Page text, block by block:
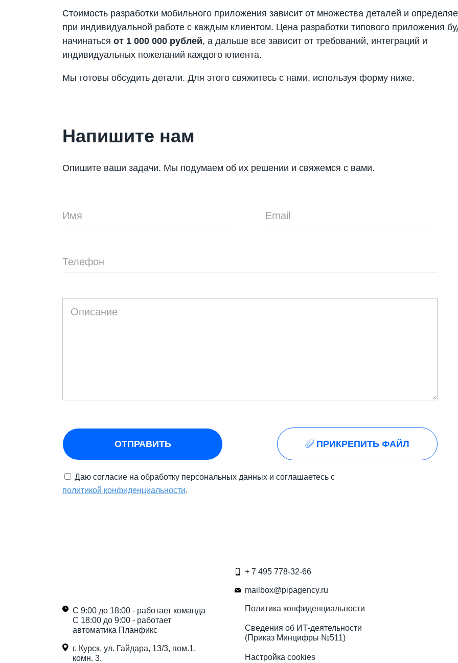
Стоимость разработки мобильного приложения зависит от множества деталей и
при индивидуальной работе с каждым клиентом. Цена разработки типового приложения
начинаться от 1 000 000 рублей, а дальше все зависит от требований, интеграций и
индивидуальных пожеланий каждого клиента.
Мы готовы обсудить детали. Для этого свяжитесь с нами, используя форму ниже.
Напишите нам
Опишите ваши задачи. Мы подумаем об их решении и свяжемся с вами.
ОТПРАВИТЬ ПРИКРЕПИТЬ ФАЙЛ
Даю согласие на обработку персональных данных и соглашаетесь с
политикой конфиденциальности.
С 9:00 до 18:00 - работает команда
С 18:00 до 9:00 - работает
автоматика Планфикс
г. Курск, ул. Гайдара, 13/3, пом.1,
комн. 3.
+ 7 495 778-32-66
mailbox@pipagency.ru
Политика конфиденциальности
Сведения об ИТ-деятельности
(Приказ Минцифры №511)
Настройка cookies